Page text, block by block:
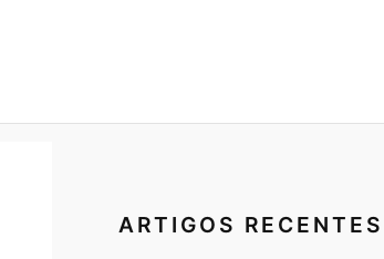
ARTIGOS RECENTES